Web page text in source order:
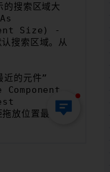
的搜索区域大
Size) -
搜索区域。从
近的元件”
放位置最近的